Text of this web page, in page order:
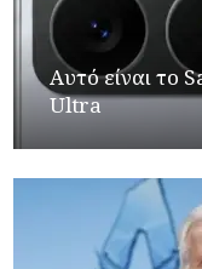
Αυτό είναι το
Ultra